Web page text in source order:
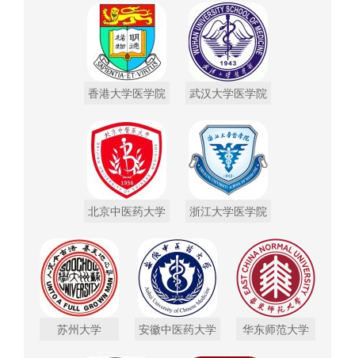
香港大学医学院 武汉大学医学院
北京中医药大学 浙江大学医学院
苏州大学 安徽中医药大学 华东师范大学